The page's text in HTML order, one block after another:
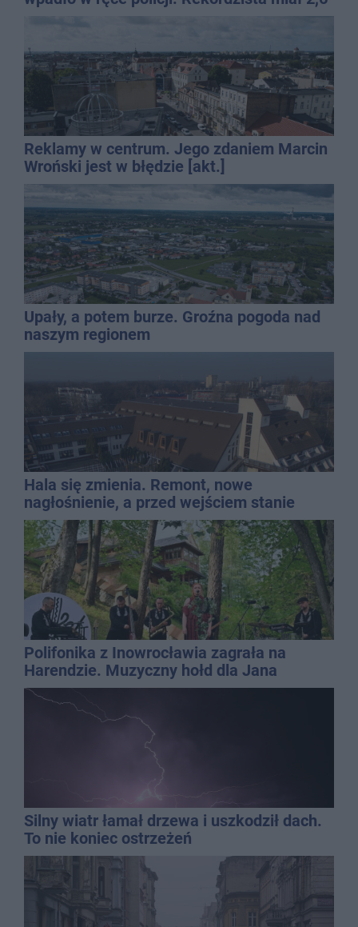
Reklamy w centrum. Jego zdaniem Marcin
Wroński jest w błędzie [akt.]
Upały, a potem burze. Groźna pogoda nad
naszym regionem
Hala się zmienia. Remont, nowe
nagłośnienie, a przed wejściem stanie
QEMETICA ARENA
Polifonika z Inowrocławia zagrała na
Harendzie. Muzyczny hołd dla Jana
Kasprowicza
Silny wiatr łamał drzewa i uszkodził dach.
To nie koniec ostrzeżeń